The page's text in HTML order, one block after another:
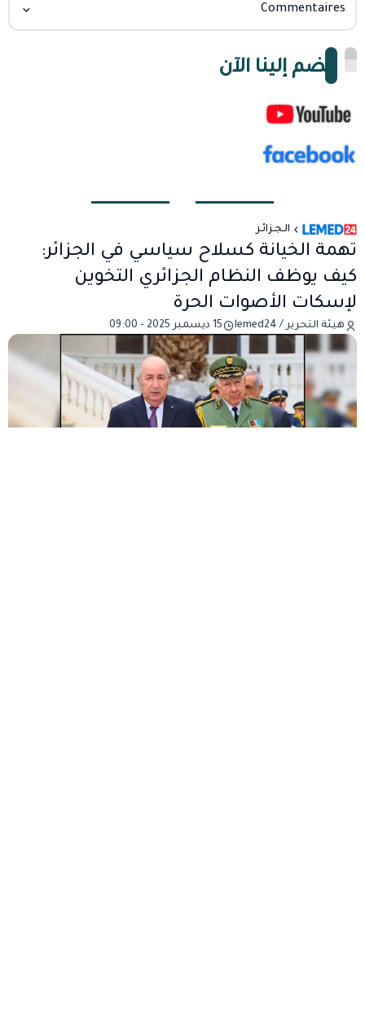
Commentaires
انضم إلينا الآن
الـجـزائـر
تهمة الخيانة كسلاح سياسي في الجزائر:
كيف يوظف النظام الجزائري التخوين
لإسكات الأصوات الحرة
هيئة التحرير / lemed24 15 ديسمبر 2025 - 09:00